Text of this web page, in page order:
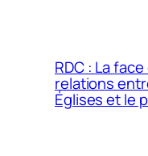
RDC : La
relations
Églises et le